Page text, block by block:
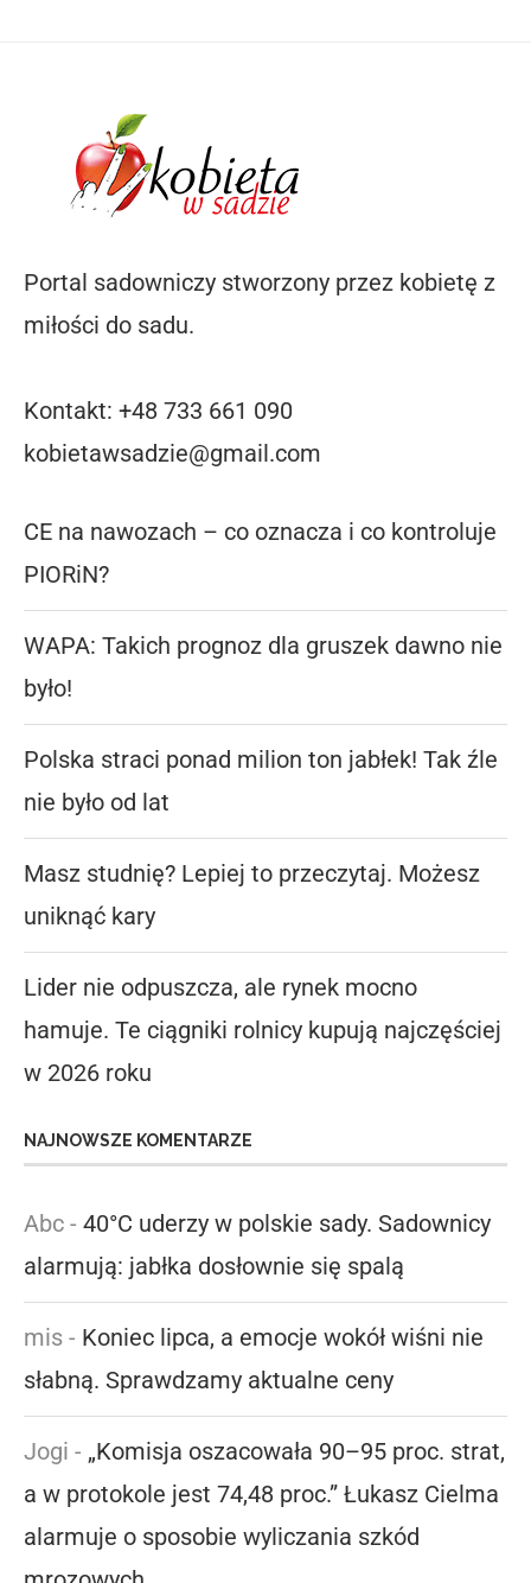
Portal sadowniczy stworzony przez kobietę z
miłości do sadu.
Kontakt: +48 733 661 090
kobietawsadzie@gmail.com
CE na nawozach – co oznacza i co kontroluje
PIORiN?
WAPA: Takich prognoz dla gruszek dawno nie
było!
Polska straci ponad milion ton jabłek! Tak źle
nie było od lat
Masz studnię? Lepiej to przeczytaj. Możesz
uniknąć kary
Lider nie odpuszcza, ale rynek mocno
hamuje. Te ciągniki rolnicy kupują najczęściej
w 2026 roku
NAJNOWSZE KOMENTARZE
Abc - 40°C uderzy w polskie sady. Sadownicy
alarmują: jabłka dosłownie się spalą
mis - Koniec lipca, a emocje wokół wiśni nie
słabną. Sprawdzamy aktualne ceny
Jogi - „Komisja oszacowała 90–95 proc. strat,
a w protokole jest 74,48 proc.” Łukasz Cielma
alarmuje o sposobie wyliczania szkód